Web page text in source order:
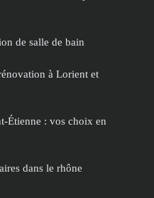
de salle de bain
à Lorient et
Étienne : vos choix en
dans le rhône